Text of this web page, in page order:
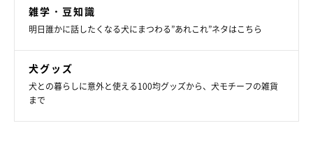
雑学・豆知識
明日誰かに話したくなる犬にまつわる”あれこれ”ネタはこちら
犬グッズ
犬との暮らしに意外と使える100均グッズから、犬モチーフの雑貨
まで